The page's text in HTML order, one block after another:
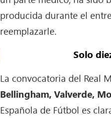
producida durante el
reemplazarle.
Solo
La convocatoria del Real
Bellingham, Valverde,
Española de Fútbol es